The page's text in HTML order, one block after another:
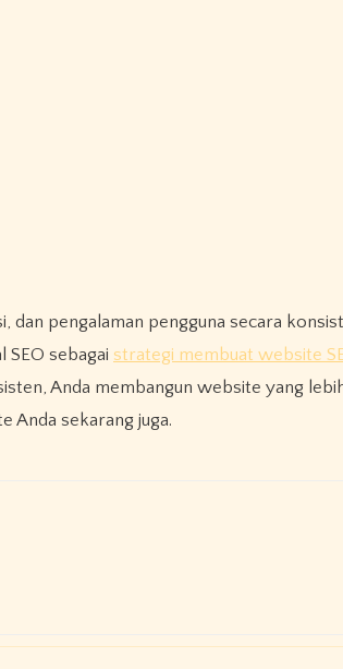
sebagai strategi membuat website
Anda membangun website yang
Anda sekarang juga.